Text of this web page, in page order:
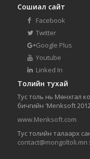
Сошиал сайт
Facebook
Twitter
Google Plus
Youtube
Linked In
Толийн тухай
Тус толь нь Мөнхгал
бичгийн 'Menksoft
www.Menksoft.com
Тус толийн талаарх
contact@mongoltoli.mn